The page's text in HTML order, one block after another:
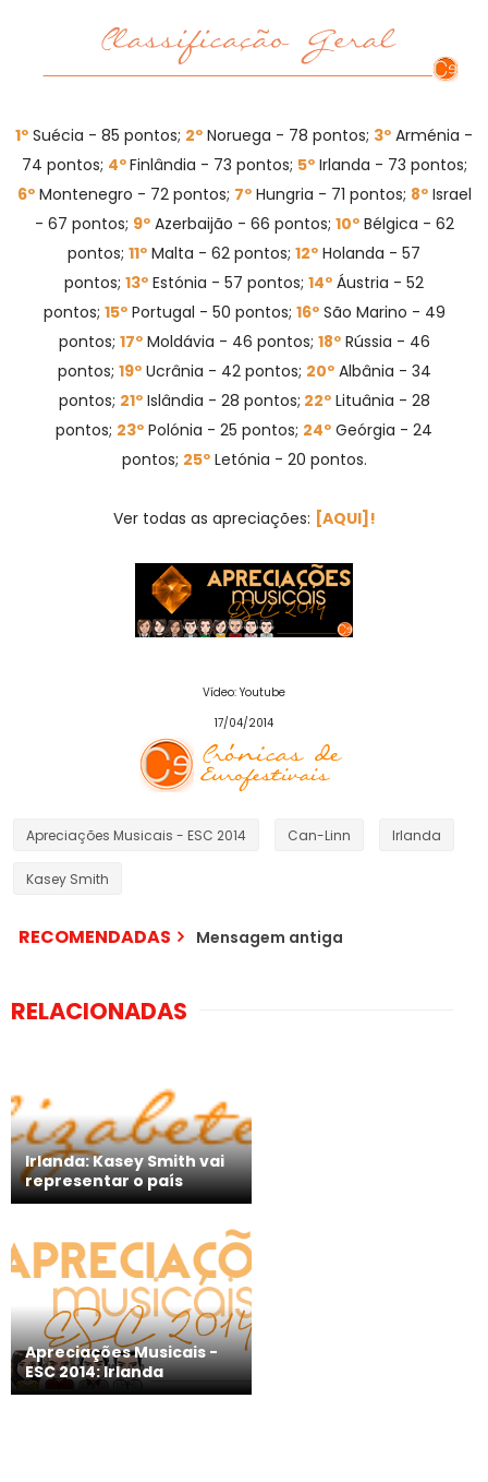
1º Suécia - 85 pontos; 2º Noruega - 78 pontos; 3º Arménia -
74 pontos; 4ºFinlândia - 73 pontos; 5ºIrlanda - 73 pontos;
6ºMontenegro - 72 pontos; 7ºHungria - 71 pontos; 8ºIsrael
- 67 pontos; 9ºAzerbaijão - 66 pontos; 10ºBélgica - 62
pontos; 11º Malta - 62 pontos; 12º Holanda - 57
pontos; 13º Estónia - 57 pontos; 14º Áustria - 52
pontos; 15ºPortugal - 50 pontos; 16ºSão Marino - 49
pontos; 17ºMoldávia - 46 pontos; 18ºRússia - 46
pontos; 19ºUcrânia - 42 pontos; 20ºAlbânia - 34
pontos; 21ºIslândia - 28 pontos; 22ºLituânia - 28
pontos; 23º Polónia - 25 pontos; 24º Geórgia - 24
pontos; 25ºLetónia - 20 pontos.
Ver todas as apreciações: [AQUI]!
Vídeo: Youtube
17/04/2014
Apreciações Musicais - ESC 2014 Can-Linn Irlanda
Kasey Smith
RECOMENDADAS Mensagem antiga
RELACIONADAS
Irlanda: Kasey Smith vai
representar o país
Apreciações Musicais -
ESC 2014: Irlanda